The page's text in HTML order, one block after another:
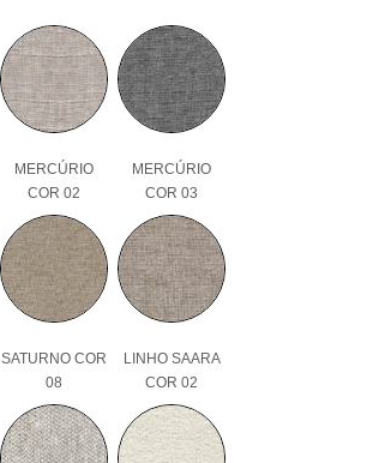
MERCÚRIO
COR 02
MERCÚRIO
COR 03
SATURNO COR
08
LINHO SAARA
COR 02